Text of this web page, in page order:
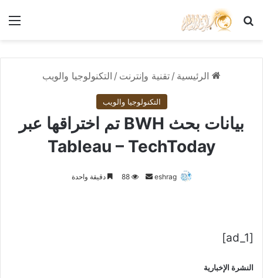
بحث عن
الرئيسية / تقنية وإنترنت / التكنولوجيا والويب
التكنولوجيا والويب
بيانات بحث BWH تم اختراقها عبر
Tableau – TechToday
eshrag
أرسل88 دقيقة واحدة
[ad_1]
النشرة الإخبارية